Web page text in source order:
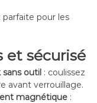
pour les
et sécurisé
sans outil: coulissez
avant verrouillage.
magnétique: